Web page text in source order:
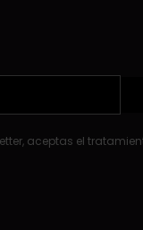
aceptas el